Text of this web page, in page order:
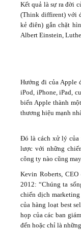
Kết quả là sự ra đời
(Think diffirent) với
kẻ điên) gắn chặt
Albert Einstein,
Hướng đi của Apple
iPod, iPhone, iPad,
biến Apple thành
thương hiệu mạnh
Đó là cách xử lý của
lược với những
công ty nào cũng
Kevin Roberts,
2012: “Chúng ta
chiến dịch
của hàng loạt best
họp của các ban
đến hoặc chỉ là